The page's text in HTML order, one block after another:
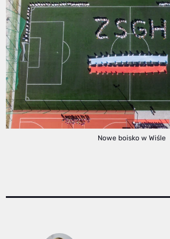
Nowe boisko w Wiśle